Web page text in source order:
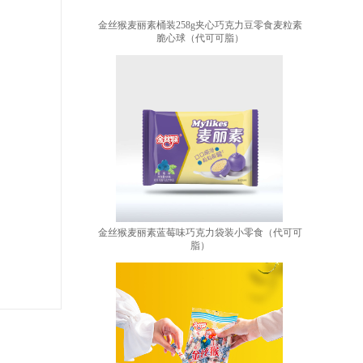
金丝猴麦丽素桶装258g夹心巧克力豆零食麦粒素
脆心球（代可可脂）
金丝猴麦丽素蓝莓味巧克力袋装小零食（代可可
脂）